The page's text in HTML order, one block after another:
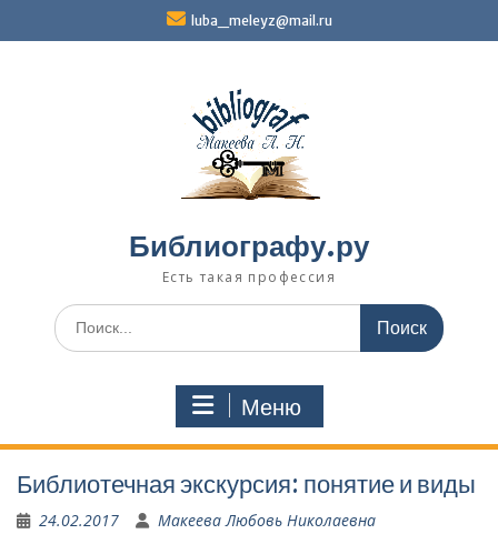
luba_meleyz@mail.ru
Библиографу.ру
Есть такая профессия
Поиск
по:
Меню
Библиотечная экскурсия: понятие и виды
24.02.2017 Макеева Любовь Николаевна